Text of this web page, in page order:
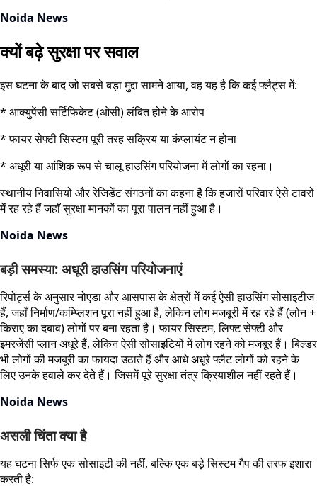
Noida News
क्यों बढ़े सुरक्षा पर सवाल
इस घटना के बाद जो सबसे बड़ा मुद्दा सामने आया, वह यह है कि कई फ्लैट्स में:
* आक्युपेंसी सर्टिफिकेट (ओसी) लंबित होने के आरोप
* फायर सेफ्टी सिस्टम पूरी तरह सक्रिय या कंप्लायंट न होना
* अधूरी या आंशिक रूप से चालू हाउसिंग परियोजना में लोगों का रहना।
स्थानीय निवासियों और रेजिडेंट संगठनों का कहना है कि हजारों परिवार ऐसे टावरों
में रह रहे हैं जहाँ सुरक्षा मानकों का पूरा पालन नहीं हुआ है।
Noida News
बड़ी समस्या: अधूरी हाउसिंग परियोजनाएं
रिपोर्ट्स के अनुसार नोएडा और आसपास के क्षेत्रों में कई ऐसी हाउसिंग सोसाइटीज
हैं, जहाँ निर्माण/कम्प्लिशन पूरा नहीं हुआ है, लेकिन लोग मजबूरी में रह रहे हैं (लोन +
किराए का दबाव) लोगों पर बना रहता हैै। फायर सिस्टम, लिफ्ट सेफ्टी और
इमरजेंसी प्लान अधूरे हैं, लेकिन ऐसी सोसाइटियों में लोग रहने को मजबूर हैं। बिल्डर
भी लोगों की मजबूरी का फायदा उठाते हैं और आधे अधूरे फ्लैट लोगों को रहने के
लिए उनके हवाले कर देते हैं। जिसमें पूरे सुरक्षा तंत्र क्रियाशील नहीं रहते हैं।
Noida News
असली चिंता क्या है
यह घटना सिर्फ एक सोसाइटी की नहीं, बल्कि एक बड़े सिस्टम गैप की तरफ इशारा
करती है: